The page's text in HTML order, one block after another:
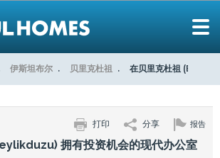
伊斯坦布尔 贝里克杜祖 在贝里克杜祖
报告
分享
打印
拥有投资机会的现代办公室